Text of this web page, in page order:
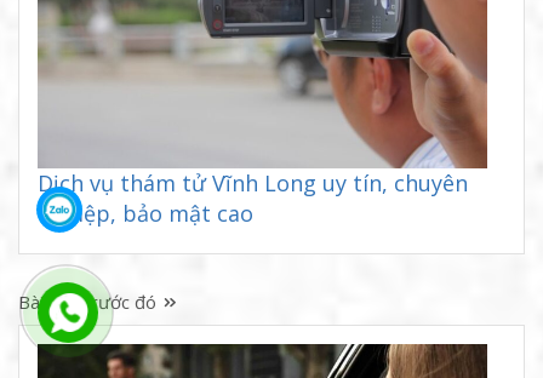
Dịch vụ thám tử Vĩnh Long uy tín, chuyên
nghiệp, bảo mật cao
Bài viết trước đó